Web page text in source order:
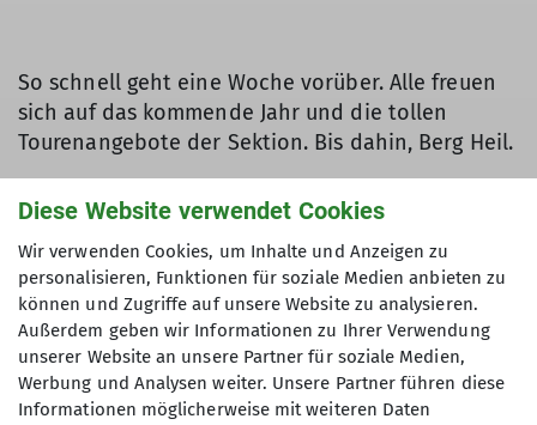
So schnell geht eine Woche vorüber. Alle freuen
sich auf das kommende Jahr und die tollen
Tourenangebote der Sektion. Bis dahin, Berg Heil.
Bericht und Fotos: Thomas Müller
(Anm.: Teile der Wegbeschreibung wurden dem
WWW entnommen)
Diese Website verwendet Cookies
Wir verwenden Cookies, um Inhalte und Anzeigen zu
personalisieren, Funktionen für soziale Medien anbieten zu
können und Zugriffe auf unsere Website zu analysieren.
Außerdem geben wir Informationen zu Ihrer Verwendung
unserer Website an unsere Partner für soziale Medien,
Werbung und Analysen weiter. Unsere Partner führen diese
Informationen möglicherweise mit weiteren Daten